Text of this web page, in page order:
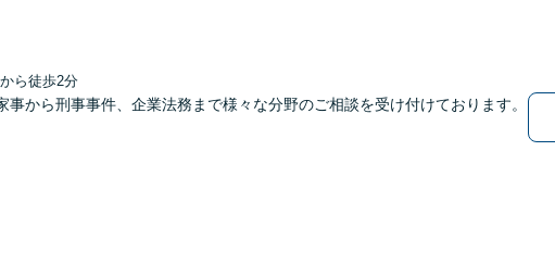
から徒歩2分
事から刑事事件、企業法務まで様々な分野のご相談を受け付けております。